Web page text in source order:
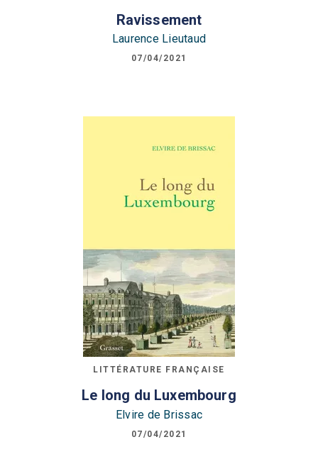
Ravissement
Laurence Lieutaud
07/04/2021
LITTÉRATURE FRANÇAISE
Le long du Luxembourg
Elvire de Brissac
07/04/2021